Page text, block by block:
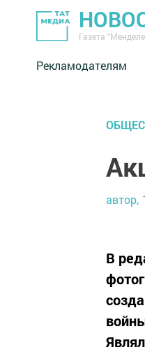
Газета
Рекламодателям
автор,
В